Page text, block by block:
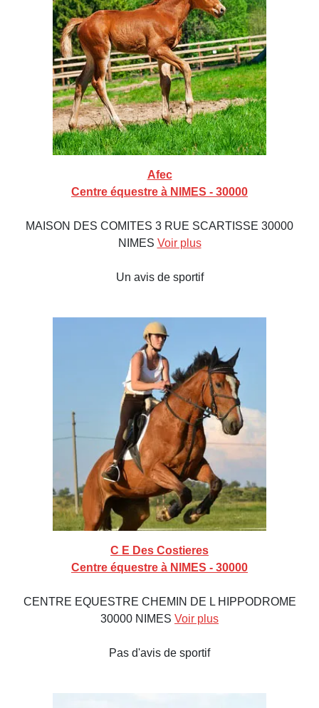
Afec
Centre équestre à NIMES - 30000
MAISON DES COMITES 3 RUE SCARTISSE 30000
NIMES Voir plus
Un avis de sportif
C E Des Costieres
Centre équestre à NIMES - 30000
CENTRE EQUESTRE CHEMIN DE L HIPPODROME
30000 NIMES Voir plus
Pas d'avis de sportif